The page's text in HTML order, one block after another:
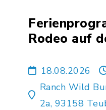
Rodeo auf
18.08.2026
Ranch Wild
2a, 93158